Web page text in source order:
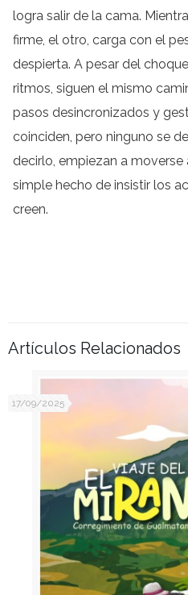
logra salir de la cama.
firme, el otro, carga con el
despierta. A pesar del
ritmos, siguen el mismo
pasos desincronizados y
coinciden, pero ninguno se
decirlo, empiezan a
simple hecho de insistir los
creen.
Artículos Relacionados
17/09/2025